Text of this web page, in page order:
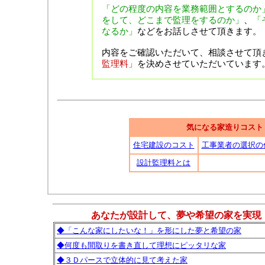
「どの程度の内容を業務範囲とするのか
をして、どこまで監理をするのか」
、
なるか」 などをお話しさせて頂きます。
内容をご確認いただいて、相談させて頂
監理料」
を決めさせていただいています
気になる家造りコスト
住宅建設のコスト
工事業者の選択
設計監理料とは
あなたが設計して、夢や希望の家を実
◆「こんな家にしたいな！」を形にした夢と希望の家
◆何度も間取りを書き直して理想にピッタリな家
◆３Ｄパースで立体的に見て考えた家